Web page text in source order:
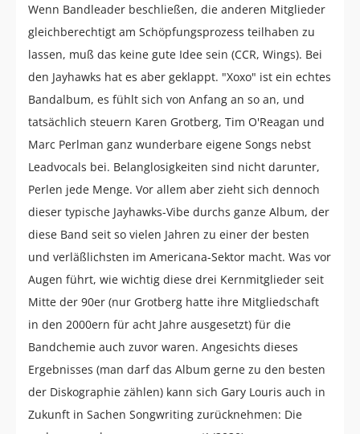
Wenn Bandleader beschließen, die anderen Mitglieder
gleichberechtigt am Schöpfungsprozess teilhaben zu
lassen, muß das keine gute Idee sein (CCR, Wings). Bei
den Jayhawks hat es aber geklappt. "Xoxo" ist ein echtes
Bandalbum, es fühlt sich von Anfang an so an, und
tatsächlich steuern Karen Grotberg, Tim O'Reagan und
Marc Perlman ganz wunderbare eigene Songs nebst
Leadvocals bei. Belanglosigkeiten sind nicht darunter,
Perlen jede Menge. Vor allem aber zieht sich dennoch
dieser typische Jayhawks-Vibe durchs ganze Album, der
diese Band seit so vielen Jahren zu einer der besten
und verläßlichsten im Americana-Sektor macht. Was vor
Augen führt, wie wichtig diese drei Kernmitglieder seit
Mitte der 90er (nur Grotberg hatte ihre Mitgliedschaft
in den 2000ern für acht Jahre ausgesetzt) für die
Bandchemie auch zuvor waren. Angesichts dieses
Ergebnisses (man darf das Album gerne zu den besten
der Diskographie zählen) kann sich Gary Louris auch in
Zukunft in Sachen Songwriting zurücknehmen: Die